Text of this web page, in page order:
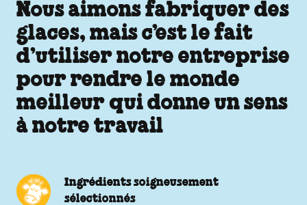
Nous aimons fabriquer des
glaces, mais c’est le fait
d’utiliser notre entreprise
pour rendre le monde
meilleur qui donne un sens
à notre travail
Ingrédients soigneusement
sélectionnés